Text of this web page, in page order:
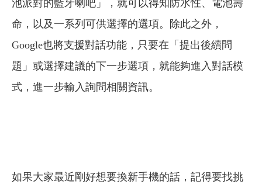
池派對的藍牙喇吧」，就可以得知防水性、電池壽
命，以及一系列可供選擇的選項。除此之外，
Google也將支援對話功能，只要在「提出後續問
題」或選擇建議的下一步選項，就能夠進入對話模
式，進一步輸入詢問相關資訊。
如果大家最近剛好想要換新手機的話，記得要找挑